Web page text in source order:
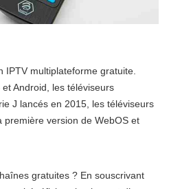
IPTV multiplateforme gratuite.
Android, les téléviseurs
J lancés en 2015, les téléviseurs
première version de WebOS et
gratuites ? En souscrivant